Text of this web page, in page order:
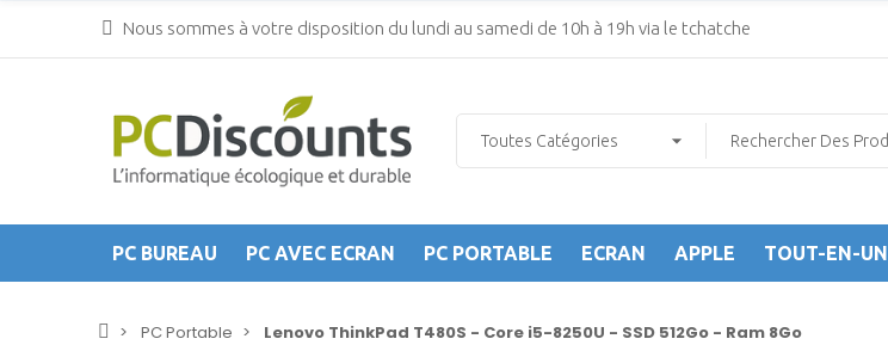
Nous sommes à votre disposition du lundi au samedi de 10h à 19h via le tchatche
PC BUREAU PC AVEC ECRAN PC PORTABLE ECRAN APPLE TOUT-EN-UN
PC Portable Lenovo ThinkPad T480S - Core i5-8250U - SSD 512Go - Ram 8Go